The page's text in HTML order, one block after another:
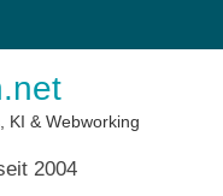
KI & Webworking
2004